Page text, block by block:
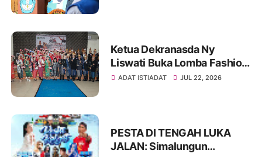
Ketua Dekranasda Ny
Liswati Buka Lomba Fashion
Show Pakaian Adat
ADAT ISTIADAT JUL 22, 2026
PESTA DI TENGAH LUKA
JALAN: Simalungun